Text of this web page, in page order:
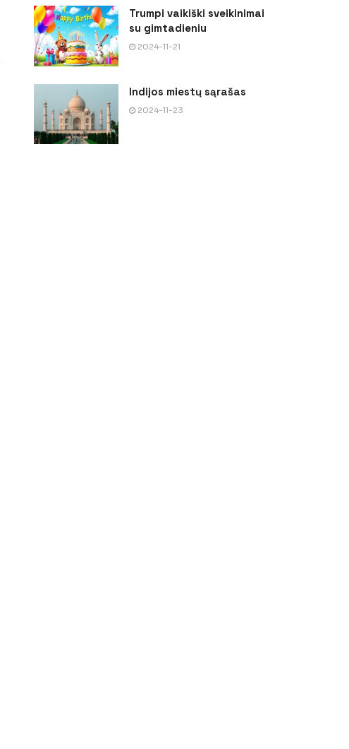
Trumpi vaikiški sveikinimai
su gimtadieniu
2024-11-21
Indijos miestų sąrašas
2024-11-23